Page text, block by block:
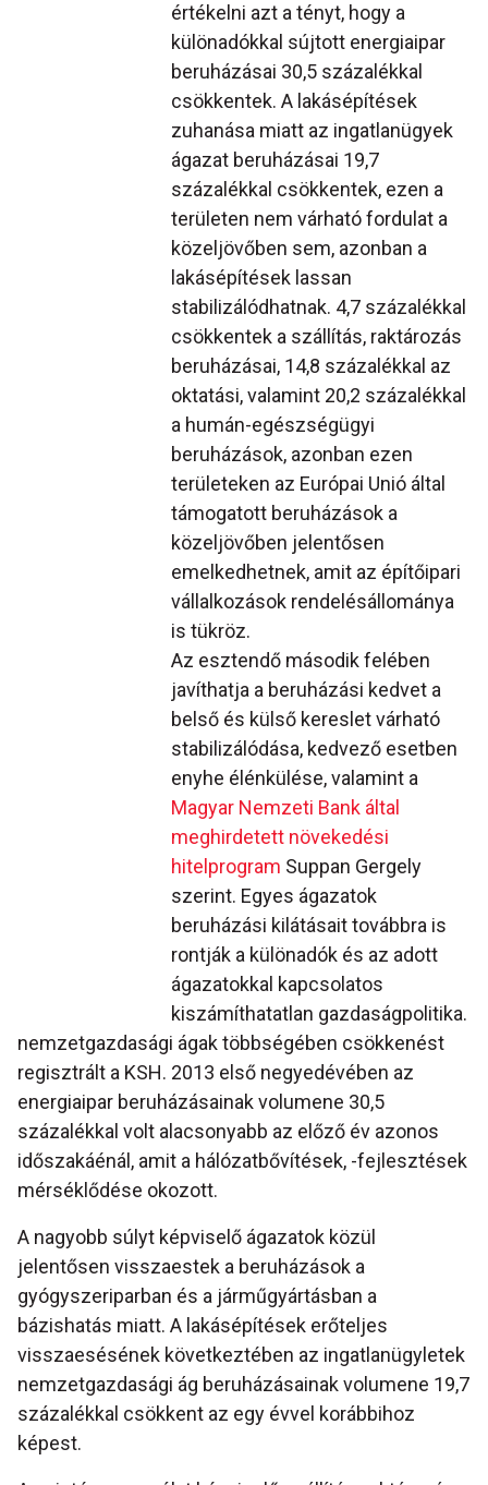
értékelni azt a tényt, hogy a
különadókkal sújtott energiaipar
beruházásai 30,5 százalékkal
csökkentek. A lakásépítések
zuhanása miatt az ingatlanügyek
ágazat beruházásai 19,7
százalékkal csökkentek, ezen a
területen nem várható fordulat a
közeljövőben sem, azonban a
lakásépítések lassan
stabilizálódhatnak. 4,7 százalékkal
csökkentek a szállítás, raktározás
beruházásai, 14,8 százalékkal az
oktatási, valamint 20,2 százalékkal
a humán-egészségügyi
beruházások, azonban ezen
területeken az Európai Unió által
támogatott beruházások a
közeljövőben jelentősen
emelkedhetnek, amit az építőipari
vállalkozások rendelésállománya
is tükröz.
Az esztendő második felében
javíthatja a beruházási kedvet a
belső és külső kereslet várható
stabilizálódása, kedvező esetben
enyhe élénkülése, valamint a
Magyar Nemzeti Bank által
meghirdetett növekedési
hitelprogram Suppan Gergely
szerint. Egyes ágazatok
beruházási kilátásait továbbra is
rontják a különadók és az adott
ágazatokkal kapcsolatos
kiszámíthatatlan gazdaságpolitika.
nemzetgazdasági ágak többségében csökkenést
regisztrált a KSH. 2013 első negyedévében az
energiaipar beruházásainak volumene 30,5
százalékkal volt alacsonyabb az előző év azonos
időszakáénál, amit a hálózatbővítések, -fejlesztések
mérséklődése okozott.
A nagyobb súlyt képviselő ágazatok közül
jelentősen visszaestek a beruházások a
gyógyszeriparban és a járműgyártásban a
bázishatás miatt. A lakásépítések erőteljes
visszaesésének következtében az ingatlanügyletek
nemzetgazdasági ág beruházásainak volumene 19,7
százalékkal csökkent az egy évvel korábbihoz
képest.